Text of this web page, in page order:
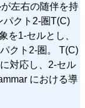
左右の随伴を持
パクト2-圏T(C)
を1-セルとし、
クト2-圏。 T(C)
対応し、2-セル
における導